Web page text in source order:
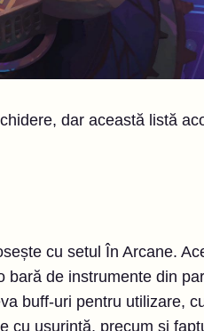
dar această listă
cu setul În Arcane.
bară de instrumente din
buff-uri pentru utilizare,
cu ușurință, precum și